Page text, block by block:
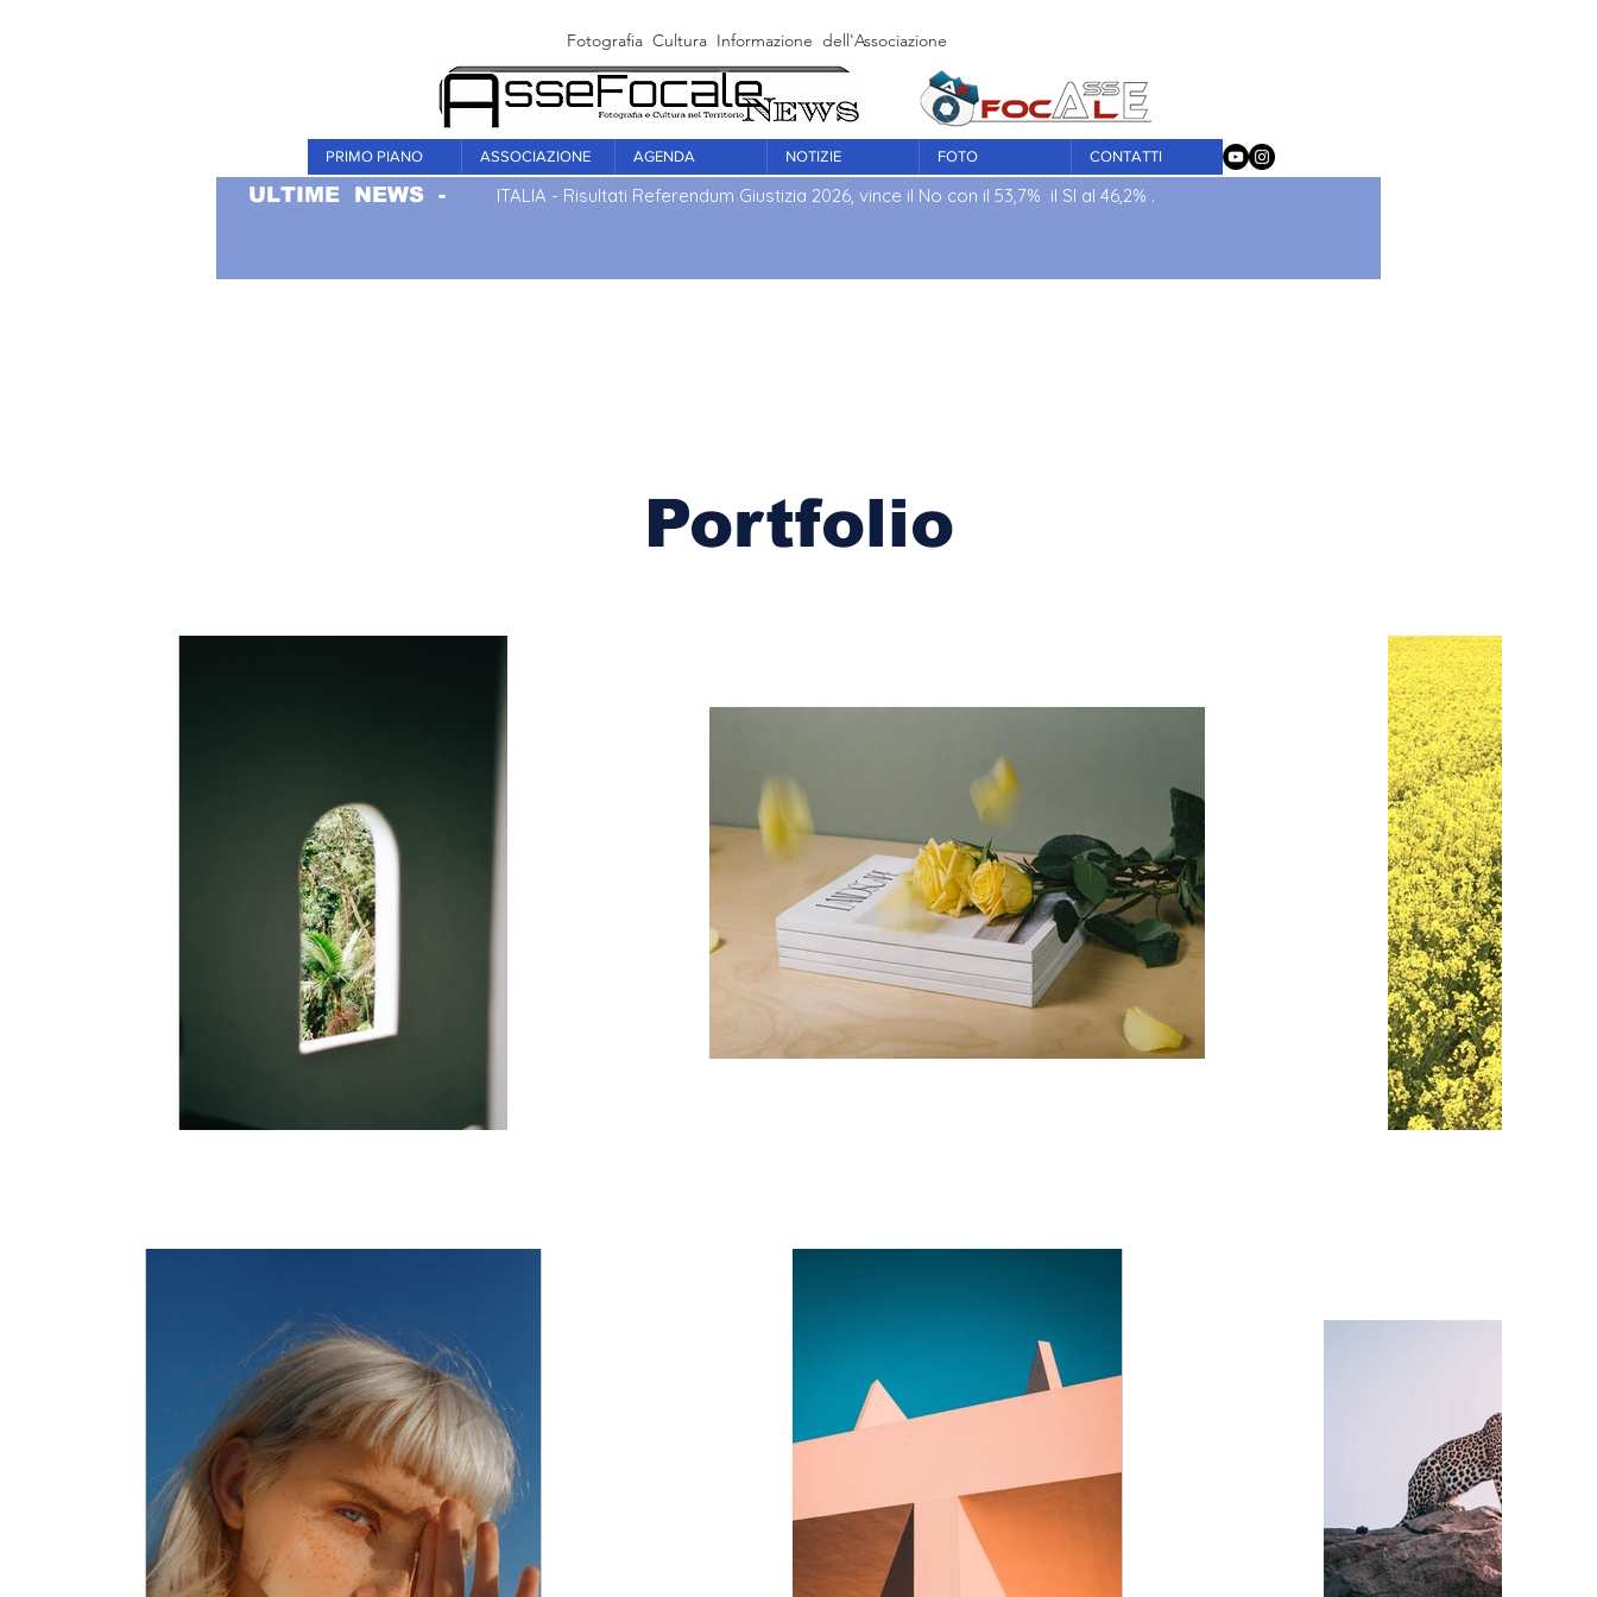
Fotografia Cultura Informazione dell'Associazione Culturale Fotografica
PRIMO PIANO ASSOCIAZIONE AGENDA NOTIZIE FOTO CONTATTI
ULTIME NEWS - ITALIA - Risultati Referendum Giustizia 2026, vince il No con il 53,7% il SI al 46,2% .
Portfolio